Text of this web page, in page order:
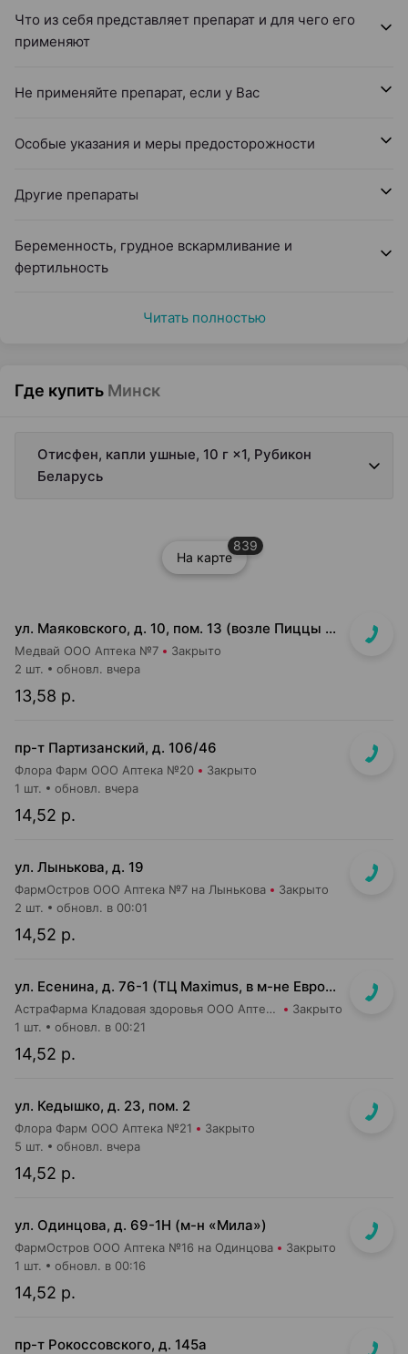
Что из себя представляет препарат и для чего его
применяют
Не применяйте препарат, если у Вас
Особые указания и меры предосторожности
Другие препараты
Беременность, грудное вскармливание и
фертильность
Читать полностью
Где купить Минск
Отисфен, капли ушные, 10 г ×1, Рубикон
Беларусь
На карте
839
ул. Маяковского, д. 10, пом. 13 (возле Пиццы Мании)
Медвай ООО Аптека №7 Закрыто
13,58 р.
2 шт. обновл. вчера
пр-т Партизанский, д. 106/46
Флора Фарм ООО Аптека №20 Закрыто
14,52 р.
1 шт. обновл. вчера
ул. Лынькова, д. 19
ФармОстров ООО Аптека №7 на Лынькова Закрыто
14,52 р.
2 шт. обновл. в 00:01
ул. Есенина, д. 76-1 (ТЦ Maximus, в м-не Евроопт Super)
АстраФарма Кладовая здоровья ООО Аптека №9 Закрыто
14,52 р.
1 шт. обновл. в 00:21
ул. Кедышко, д. 23, пом. 2
Флора Фарм ООО Аптека №21 Закрыто
14,52 р.
5 шт. обновл. вчера
ул. Одинцова, д. 69-1Н (м-н «Мила»)
ФармОстров ООО Аптека №16 на Одинцова Закрыто
14,52 р.
1 шт. обновл. в 00:16
пр-т Рокоссовского, д. 145а